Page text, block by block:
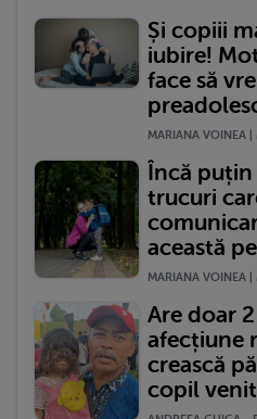
Și copiii
iubire!
face să
MARIANA VOINEA
Încă puțin
trucuri
această
MARIANA VOINEA
Are doar
afecțiune
crească
copil